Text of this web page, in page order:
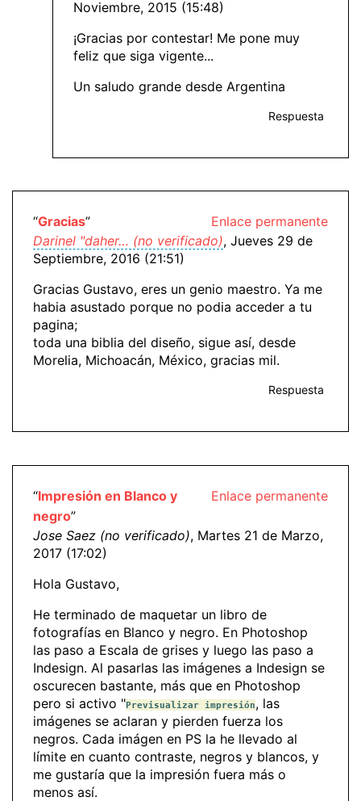
Noviembre, 2015 (15:48)
¡Gracias por contestar! Me pone muy
feliz que siga vigente...
Un saludo grande desde Argentina
Respuesta
Enlace permanente
“Gracias”
Darinel "daher… (no verificado), Jueves 29 de
Septiembre, 2016 (21:51)
Gracias Gustavo, eres un genio maestro. Ya me
habia asustado porque no podia acceder a tu
pagina;
toda una biblia del diseño, sigue así, desde
Morelia, Michoacán, México, gracias mil.
Respuesta
Enlace permanente
“Impresión en Blanco y
negro”
Jose Saez (no verificado), Martes 21 de Marzo,
2017 (17:02)
Hola Gustavo,
He terminado de maquetar un libro de
fotografías en Blanco y negro. En Photoshop
las paso a Escala de grises y luego las paso a
Indesign. Al pasarlas las imágenes a Indesign se
oscurecen bastante, más que en Photoshop
pero si activo "Previsualizar impresión, las
imágenes se aclaran y pierden fuerza los
negros. Cada imágen en PS la he llevado al
límite en cuanto contraste, negros y blancos, y
me gustaría que la impresión fuera más o
menos así.